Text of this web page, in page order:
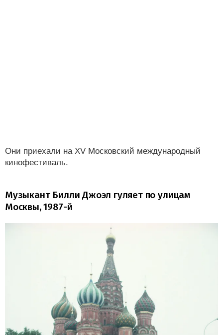
Они приехали на XV Московский международный
кинофестиваль.
Музыкант Билли Джоэл гуляет по улицам
Москвы, 1987-й